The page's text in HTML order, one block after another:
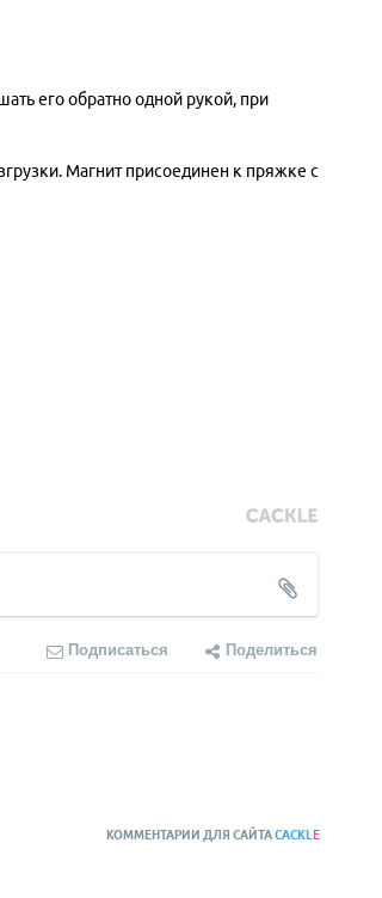
его обратно одной рукой, при
Магнит присоединен к пряжке с
Подписаться Поделиться
КОММЕНТАРИИ ДЛЯ САЙТАCACKL E